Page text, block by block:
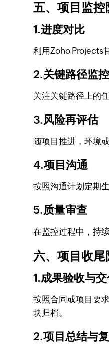
五、项目监控
1.进度对比
利用Zoho Projects
2.关键路径监控
关注关键路径上的
3.风险再评估
随项目推进，环境
4.项目沟通
按照沟通计划定期
5.质量审查
在监控过程中，持
六、项目收尾
1.成果验收与
按照合同或项目要
块归档。
2.项目总结与